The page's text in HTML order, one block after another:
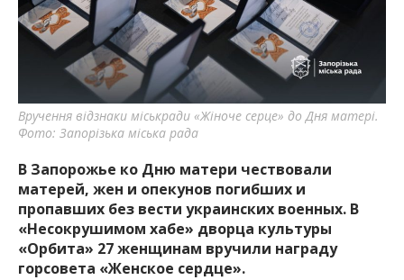
важную информацию о событиях
города Запорожья и области.
Вручення відзнаки міськради «Жіноче серце» до Дня матері.
Фото: Запорізька міська рада
В Запорожье ко Дню матери чествовали
матерей, жен и опекунов погибших и
пропавших без вести украинских военных. В
«Несокрушимом хабе» дворца культуры
«Орбита» 27 женщинам вручили награду
горсовета «Женское сердце».